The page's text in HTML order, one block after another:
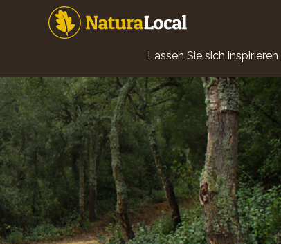
Main
navigation
Lassen Sie sich inspirieren